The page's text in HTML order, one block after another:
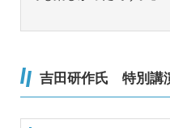
吉田研作氏 特別講